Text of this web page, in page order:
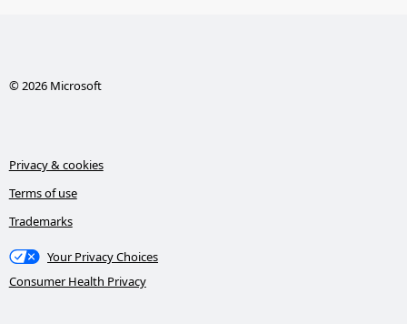
© 2026 Microsoft
Privacy & cookies
Terms of use
Trademarks
Your Privacy Choices
Consumer Health Privacy